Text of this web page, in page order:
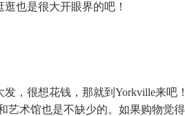
逛也是很大开眼界的吧！
发，很想花钱，那就到Yorkville来吧
艺术馆也是不缺少的。如果购物觉